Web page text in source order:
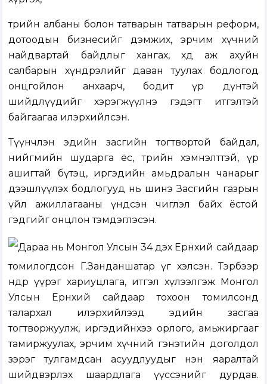
төрийн албаны болон татварын татварын реформ,
дотоодын бизнесийг дэмжих, эрчим хүчний
найдвартай байдлыг хангах, хөдөө аж ахуйн
салбарын хүндрэлийг даван туулах бодлогод
онцгойлон анхаарч, бодит үр дүнтэй
шийдлүүдийг хэрэгжүүлнэ гэдэгт итгэлтэй
байгаагаа илэрхийлсэн.
Түүнчлэн эдийн засгийн тогтвортой байдал,
нийгмийн шударга ёс, төрийн хэмнэлттэй, үр
ашигтай бүтэц, иргэдийн амьдралын чанарыг
дээшлүүлэх бодлогууд нь шинэ Засгийн газрын
үйл ажиллагааны үндсэн чиглэл байх ёстой
гэдгийг онцлон тэмдэглэсэн.
Дараа нь Монгол Улсын 34 дэх Ерөнхий сайдаар
томилогдсон Г.Занданшатар үг хэлсэн. Тэрбээр
өндөр үүрэг хариуцлага, итгэл хүлээлгэж Монгол
Улсын Ерөнхий сайдаар тохоон томилсонд
талархал илэрхийлээд эдийн засгаа
тогтворжуулж, иргэдийнхээ орлого, амьжиргааг
тамиржуулах, эрчим хүчний гэнэтийн доголдол
зэрэг тулгамдсан асуудлуудыг нэн яаралтай
шийдвэрлэх шаардлага үүссэнийг дурдав.